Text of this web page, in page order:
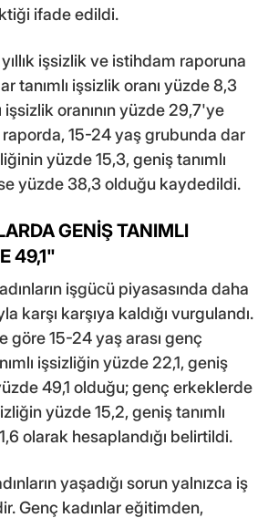
ifade edildi.
işsizlik ve istihdam raporuna
tanımlı işsizlik oranı yüzde 8,3
işsizlik oranının yüzde 29,7'ye
raporda, 15-24 yaş grubunda dar
yüzde 15,3, geniş tanımlı
yüzde 38,3 olduğu kaydedildi.
GENİŞ TANIMLI
49,1"
işgücü piyasasında daha
karşı karşıya kaldığı vurgulandı.
göre 15-24 yaş arası genç
işsizliğin yüzde 22,1, geniş
49,1 olduğu; genç erkeklerde
yüzde 15,2, geniş tanımlı
olarak hesaplandığı belirtildi.
yaşadığı sorun yalnızca iş
Genç kadınlar eğitimden,